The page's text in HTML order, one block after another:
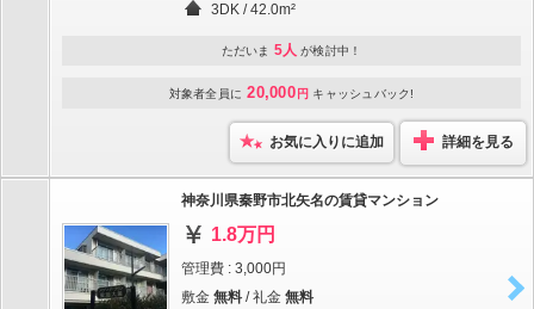
3DK / 42.0m²
ただいま 5人 が検討中！
対象者全員に 20,000 円 キャッシュバック!
お気に入りに追加 詳細を見る
神奈川県秦野市北矢名の賃貸マンション
1.8万円
管理費 : 3,000円
敷金 無料 / 礼金 無料